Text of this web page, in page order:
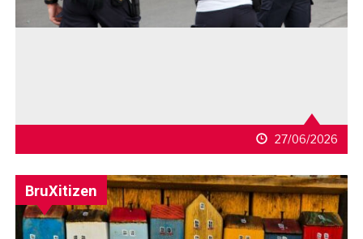
27/06/2026
BruXitizen